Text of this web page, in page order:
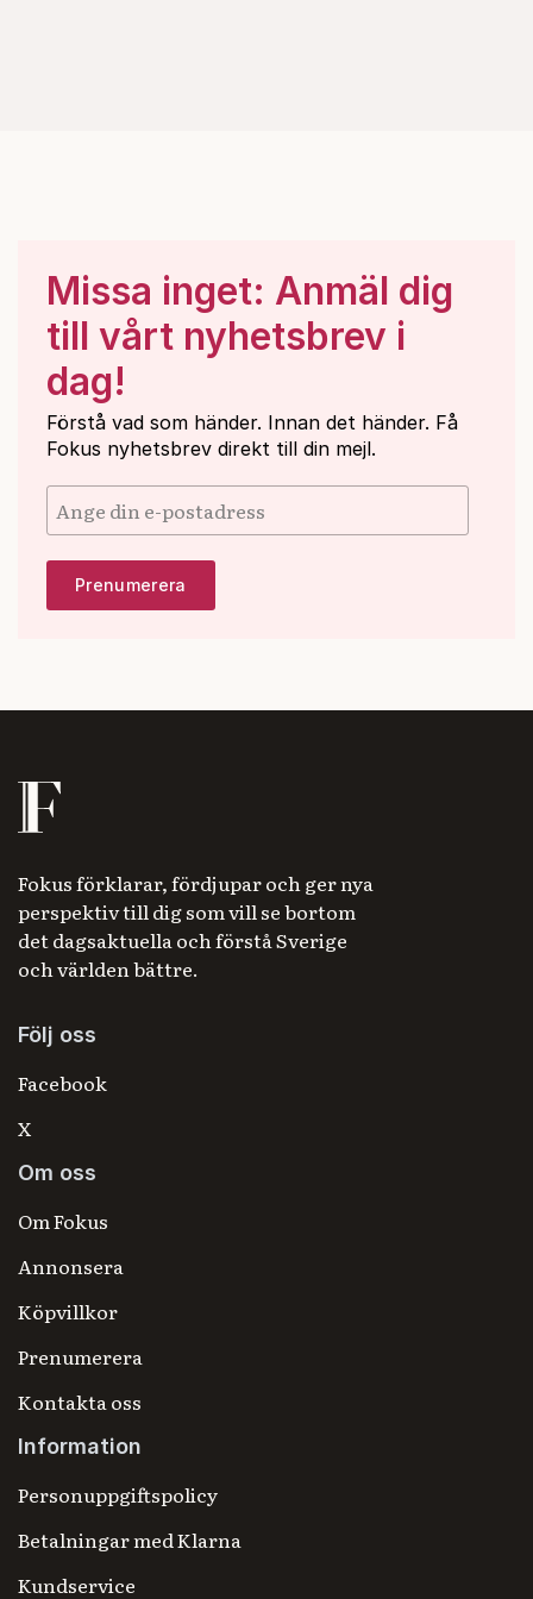
Missa inget: Anmäl dig
till vårt nyhetsbrev i
dag!
Förstå vad som händer. Innan det händer. Få
Fokus nyhetsbrev direkt till din mejl.
Fokus förklarar, fördjupar och ger nya
perspektiv till dig som vill se bortom
det dagsaktuella och förstå Sverige
och världen bättre.
Följ oss
Facebook
X
Om oss
Om Fokus
Annonsera
Köpvillkor
Prenumerera
Kontakta oss
Information
Personuppgiftspolicy
Betalningar med Klarna
Kundservice